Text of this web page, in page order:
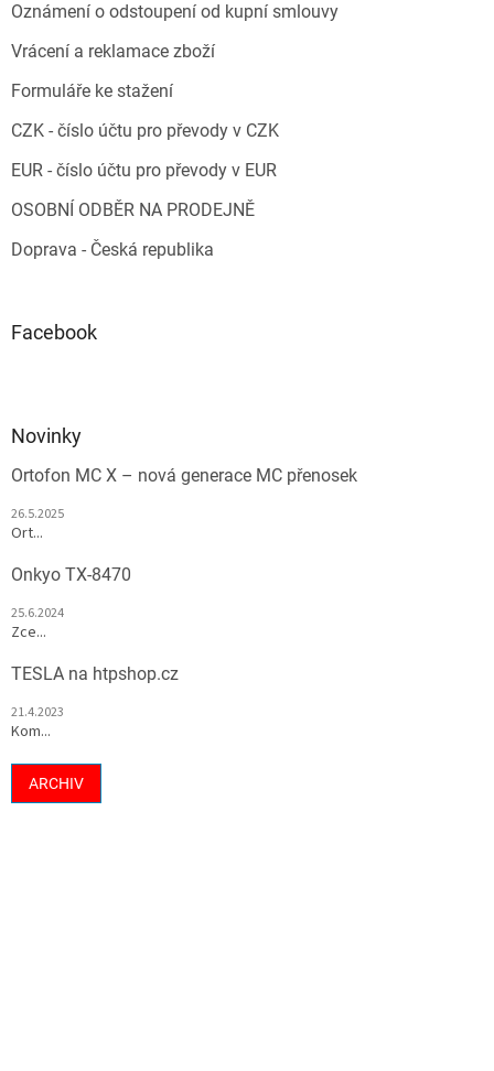
Oznámení o odstoupení od kupní smlouvy
Vrácení a reklamace zboží
Formuláře ke stažení
CZK - číslo účtu pro převody v CZK
EUR - číslo účtu pro převody v EUR
OSOBNÍ ODBĚR NA PRODEJNĚ
Doprava - Česká republika
Facebook
Novinky
Ortofon MC X – nová generace MC přenosek
26.5.2025
Ort...
Onkyo TX-8470
25.6.2024
Zce...
TESLA na htpshop.cz
21.4.2023
Kom...
ARCHIV